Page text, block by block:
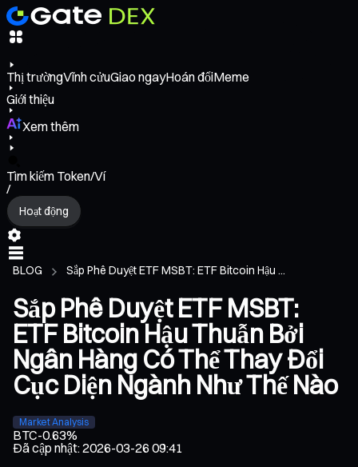
Thị trườngVĩnh cửuGiao ngayHoán đổiMeme
Giới thiệu
Xem thêm
Tìm kiếm Token/Ví
/
Hoạt động
BLOG Sắp Phê Duyệt ETF MSBT: ETF Bitcoin Hậu ...
Sắp Phê Duyệt ETF MSBT:
ETF Bitcoin Hậu Thuẫn Bởi
Ngân Hàng Có Thể Thay Đổi
Cục Diện Ngành Như Thế Nào
Market Analysis
BTC-0.63%
Đã cập nhật:2026-03-26 09:41